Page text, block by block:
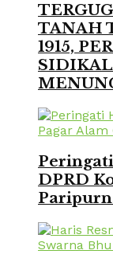
TANAH
1915,
DPRD